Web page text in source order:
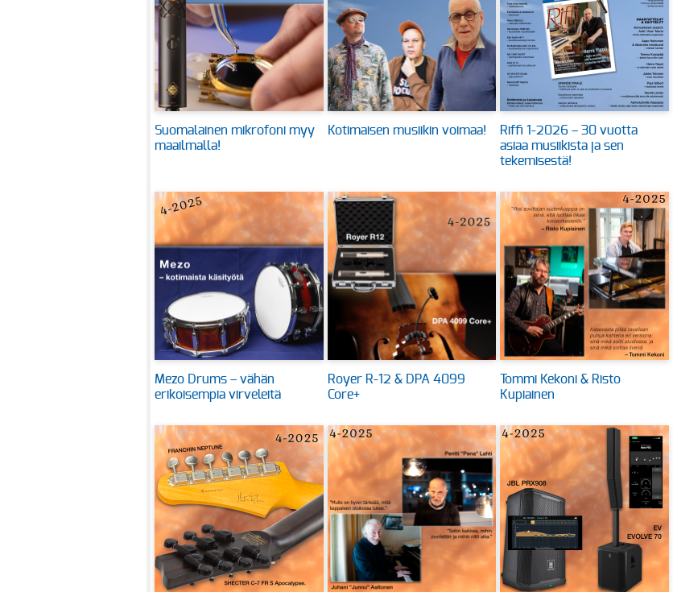
Suomalainen mikrofoni myy
maailmalla!
Kotimaisen musiikin voimaa!
Riffi 1-2026 – 30 vuotta
asiaa musiikista ja sen
tekemisestä!
Mezo Drums – vähän
erikoisempia virveleitä
Royer R-12 & DPA 4099
Core+
Tommi Kekoni & Risto
Kupiainen